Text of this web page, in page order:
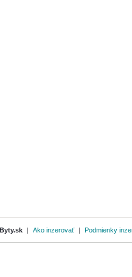
Byty.sk Ako inzerovať Podmienky